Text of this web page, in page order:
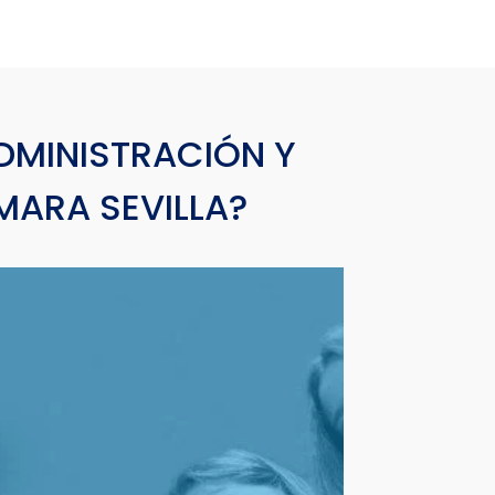
Y
SEVILLA?
Potenciamos sus
Campus con estudiantes procedentes de otras
Universidades internacionales.